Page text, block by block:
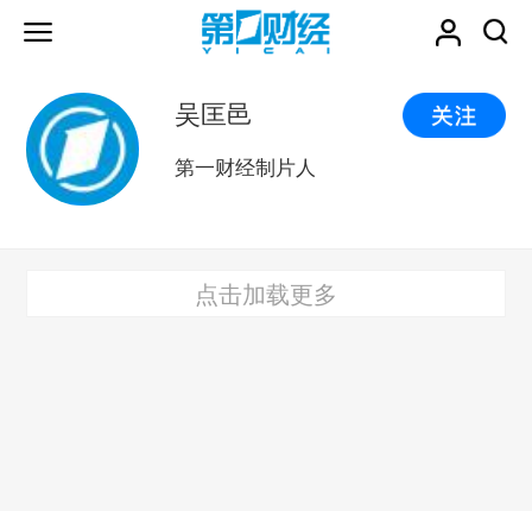
吴匡邑
第一财经制片人
点击加载更多